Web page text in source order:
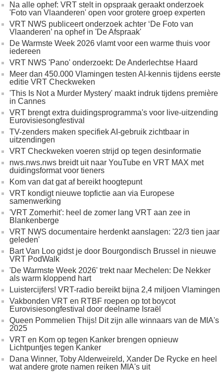
Na alle ophef: VRT stelt in opspraak geraakt onderzoek
'Foto van Vlaanderen' open voor grotere groep experten
VRT NWS publiceert onderzoek achter ‘De Foto van
Vlaanderen’ na ophef in 'De Afspraak'
De Warmste Week 2026 vlamt voor een warme thuis voor
iedereen
VRT NWS 'Pano' onderzoekt: De Anderlechtse Haard
Meer dan 450.000 Vlamingen testen AI-kennis tijdens eerste
editie VRT Checkweken
'This Is Not a Murder Mystery' maakt indruk tijdens première
in Cannes
VRT brengt extra duidingsprogramma's voor live-uitzending
Eurovisiesongfestival
TV-zenders maken specifiek AI‑gebruik zichtbaar in
uitzendingen
VRT Checkweken voeren strijd op tegen desinformatie
nws.nws.nws breidt uit naar YouTube en VRT MAX met
duidingsformat voor tieners
Kom van dat gat af bereikt hoogtepunt
VRT kondigt nieuwe topfictie aan via Europese
samenwerking
'VRT Zomerhit': heel de zomer lang VRT aan zee in
Blankenberge
VRT NWS documentaire herdenkt aanslagen: '22/3 tien jaar
geleden'
Bart Van Loo gidst je door Bourgondisch Brussel in nieuwe
VRT PodWalk
'De Warmste Week 2026' trekt naar Mechelen: De Nekker
als warm kloppend hart
Luistercijfers! VRT-radio bereikt bijna 2,4 miljoen Vlamingen
Vakbonden VRT en RTBF roepen op tot boycot
Eurovisiesongfestival door deelname Israël
Queen Pommelien Thijs! Dit zijn alle winnaars van de MIA's
2025
VRT en Kom op tegen Kanker brengen opnieuw
Lichtpuntjes tegen Kanker
Dana Winner, Toby Alderweireld, Xander De Rycke en heel
wat andere grote namen reiken MIA's uit